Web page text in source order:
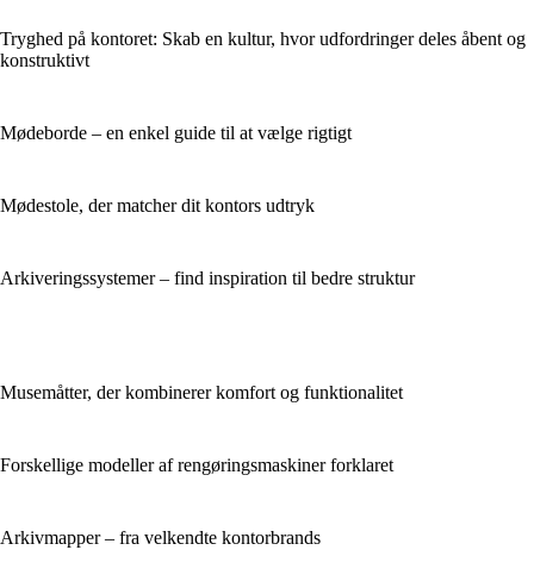
Tryghed på kontoret: Skab en kultur, hvor udfordringer deles åbent og
konstruktivt
Mødeborde – en enkel guide til at vælge rigtigt
Mødestole, der matcher dit kontors udtryk
Arkiveringssystemer – find inspiration til bedre struktur
Musemåtter, der kombinerer komfort og funktionalitet
Forskellige modeller af rengøringsmaskiner forklaret
Arkivmapper – fra velkendte kontorbrands